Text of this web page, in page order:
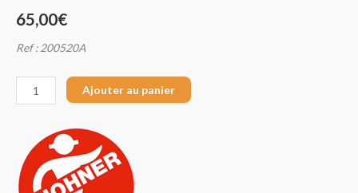
65,00€
Ref : 200520A
Ajouter au panier